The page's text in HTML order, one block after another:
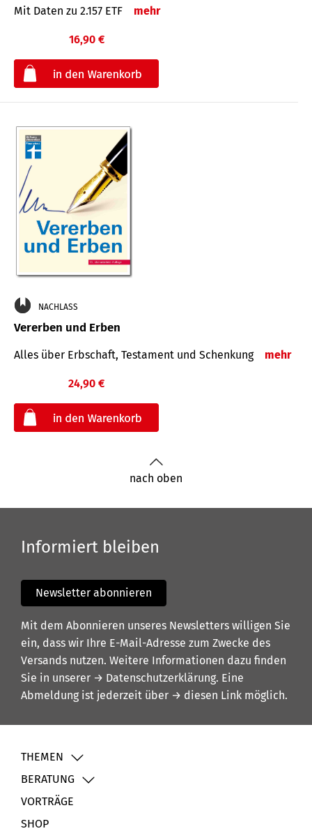
Mit Daten zu 2.157 ETF mehr
16,90 €
NACHLASS
Vererben und Erben
Alles über Erbschaft, Testament und Schenkung mehr
24,90 €
nach oben
Informiert bleiben
Newsletter abonnieren
Mit dem Abonnieren unseres Newsletters willigen Sie
ein, dass wir Ihre E-Mail-Adresse zum Zwecke des
Versands nutzen. Weitere Informationen dazu finden
Sie in unserer → Datenschutzerklärung. Eine
Abmeldung ist jederzeit über → diesen Link möglich.
THEMEN
BERATUNG
VORTRÄGE
SHOP